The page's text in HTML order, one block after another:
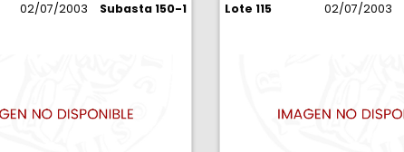
02/07/2003 Subasta 150-1 Lote 115 02/07/2003